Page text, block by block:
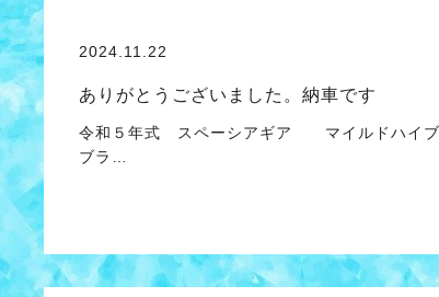
2024.11.22
ありがとうございました。納車です
令和５年式 スペーシアギア マイルドハイ
ブラ…